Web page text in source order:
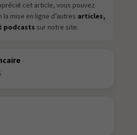
cet article, vous pouvez
mise en ligne d’autres articles,
podcasts sur notre site.